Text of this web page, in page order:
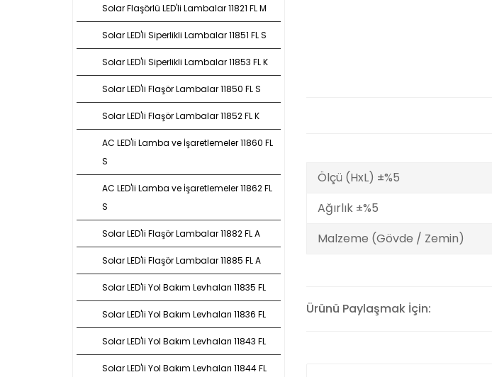
Ölçü (HxL) ±%5
Ağırlık ±%5
Malzeme (Gövde / Zemin)
Ürünü Paylaşmak İçin:
Solar Flaşörlü LED'li Lambalar 11821 FL M
Solar LED'li Siperlikli Lambalar 11851 FL S
Solar LED'li Siperlikli Lambalar 11853 FL K
Solar LED'li Flaşör Lambalar 11850 FL S
Solar LED'li Flaşör Lambalar 11852 FL K
AC LED'li Lamba ve İşaretlemeler 11860 FL
S
AC LED'li Lamba ve İşaretlemeler 11862 FL
S
Solar LED'li Flaşör Lambalar 11882 FL A
Solar LED'li Flaşör Lambalar 11885 FL A
Solar LED'li Yol Bakım Levhaları 11835 FL
Solar LED'li Yol Bakım Levhaları 11836 FL
Solar LED'li Yol Bakım Levhaları 11843 FL
Solar LED'li Yol Bakım Levhaları 11844 FL